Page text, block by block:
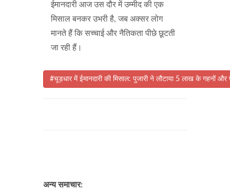
ईमानदारी आज उस दौर में उम्मीद की एक
मिसाल बनकर उभरी है, जब अक्सर लोग
मानते हैं कि सच्चाई और नैतिकता पीछे छूटती
जा रही हैं।
#चूड़धार में ईमानदारी की मिसाल: पुजारी ने लौटाया 5 लाख के गहनों और
अन्य समाचार: